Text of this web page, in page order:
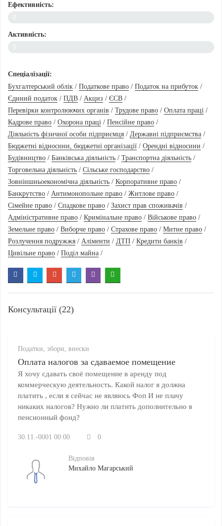
Ефективність:
0
Активність:
0
Спеціалізації:
Бухгалтерський облік / Податкове право / Податок на прибуток /
Єдиний податок / ПДВ / Акциз / ЄСВ /
Перевірки контролюючих органів / Трудове право / Оплата праці /
Кадрове право / Охорона праці / Пенсійне право /
Діяльність фізичної особи підприємця / Державні підприємства /
Бюджетні відносини, бюджетні організації / Орендні відносини /
Будівництво / Банківська діяльність / Транспортна діяльність /
Торговельна діяльність / Сільське господарство /
Зовніншньоекономічна діяльність / Корпоративне право /
Банкрутство / Антимонопольне право / Житлове право /
Сімейне право / Спадкове право / Захист прав споживачів /
Адміністративне право / Кримінальне право / Військове право /
Земельне право / Виборче право / Страхове право / Митне право /
Розлучення подружжя / Аліменти / ДТП / Кредити банків /
Цивільне право / Поділ майна /
Консультації (22)
Податки, збори, внески
Оплата налогов за сдаваемое помещение
Я хочу сдавать своё помещение в аренду под
коммерческую деятельность. Какой налог я должна
платить , если я сейчас не являюсь Фоп И не плачу
никаких налогов? Нужно ли платить дополнительно в
пенсионный фонд?
30.11.-0001 00:00 0
Відповів
Михайло Магарський